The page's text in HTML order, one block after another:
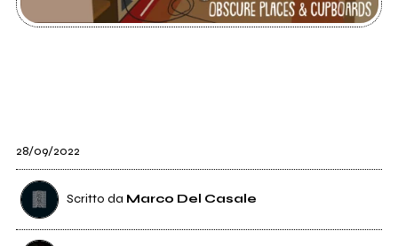
28/09/2022
Scritto da Marco Del Casale